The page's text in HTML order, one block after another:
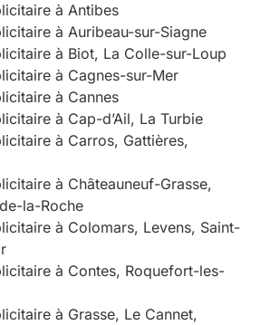
à Antibes
à Auribeau-sur-Siagne
à Biot, La Colle-sur-Loup
à Cagnes-sur-Mer
à Cannes
à Cap-d’Ail, La Turbie
à Carros, Gattières,
à Châteauneuf-Grasse,
la-Roche
à Colomars, Levens, Saint-
à Contes, Roquefort-les-
à Grasse, Le Cannet,